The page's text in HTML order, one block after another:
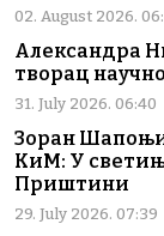
02. August 2026.
Александра
творац
31. July 2026. 06:40
Зоран
КиМ: У
Приштини
29. July 2026. 07:39